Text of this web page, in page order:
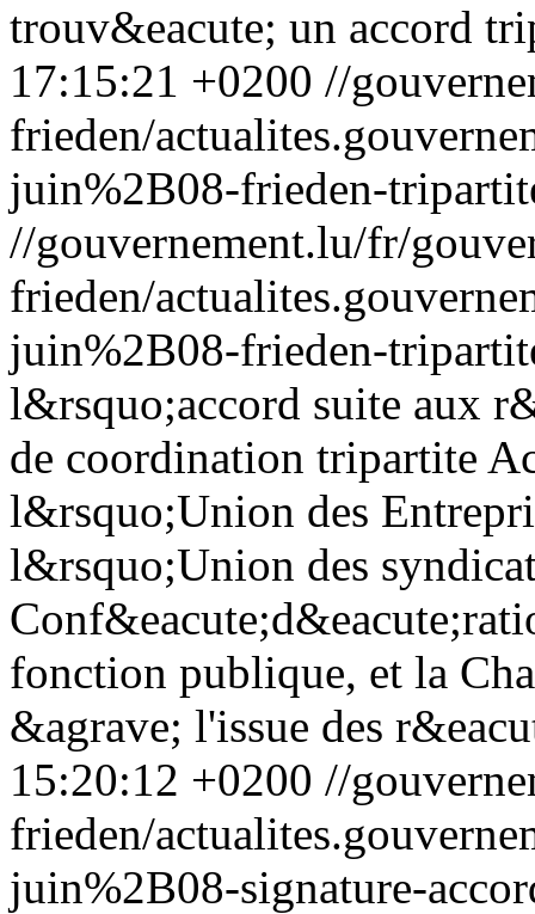
trouv&eacute; un accord
17:15:21 +0200 //
frieden/
juin%2B08-frieden-
//gouvernement.lu/fr/
frieden/
juin%2B08-frieden-
l&rsquo;accord suite aux
de coordination tripartite
l&rsquo;Union des
l&rsquo;Union des
fonction publique, et la
&agrave; l'issue des
15:20:12 +0200 //
frieden/
juin%2B08-signature-